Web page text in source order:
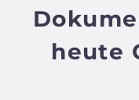
heute